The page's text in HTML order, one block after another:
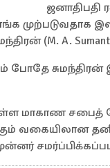
ஜனாதிபதி
முற்படுவதாக
(M. A.
போதே
மாகாண சபைத்
வகையிலான